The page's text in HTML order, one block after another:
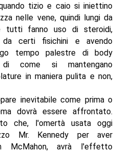
tizio e caio si iniettino
nelle vene, quindi lungi da
tutti fanno uso di steroidi,
da certi fisichini e avendo
tempo palestre di body
di come si mantengano
in maniera pulita e non,
inevitabile come prima o
dovrà essere affrontato.
che, l'omertà usata oggi
Mr. Kennedy per aver
McMahon, avrà l'effetto